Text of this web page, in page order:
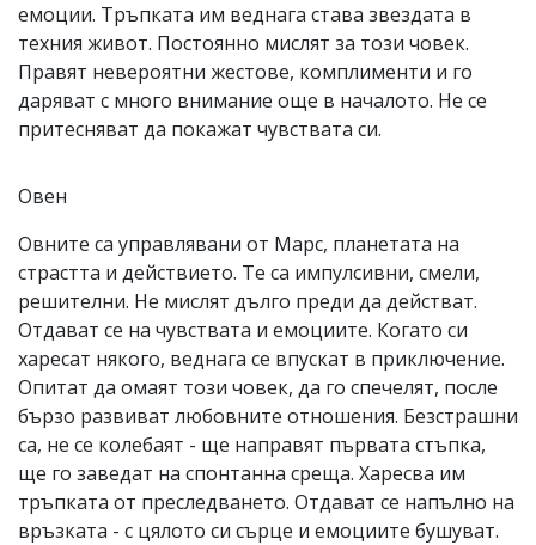
емоции. Тръпката им веднага става звездата в
техния живот. Постоянно мислят за този човек.
Правят невероятни жестове, комплименти и го
даряват с много внимание още в началото. Не се
притесняват да покажат чувствата си.
Овен
Овните са управлявани от Марс, планетата на
страстта и действието. Те са импулсивни, смели,
решителни. Не мислят дълго преди да действат.
Отдават се на чувствата и емоциите. Когато си
харесат някого, веднага се впускат в приключение.
Опитат да омаят този човек, да го спечелят, после
бързо развиват любовните отношения. Безстрашни
са, не се колебаят - ще направят първата стъпка,
ще го заведат на спонтанна среща. Харесва им
тръпката от преследването. Отдават се напълно на
връзката - с цялото си сърце и емоциите бушуват.